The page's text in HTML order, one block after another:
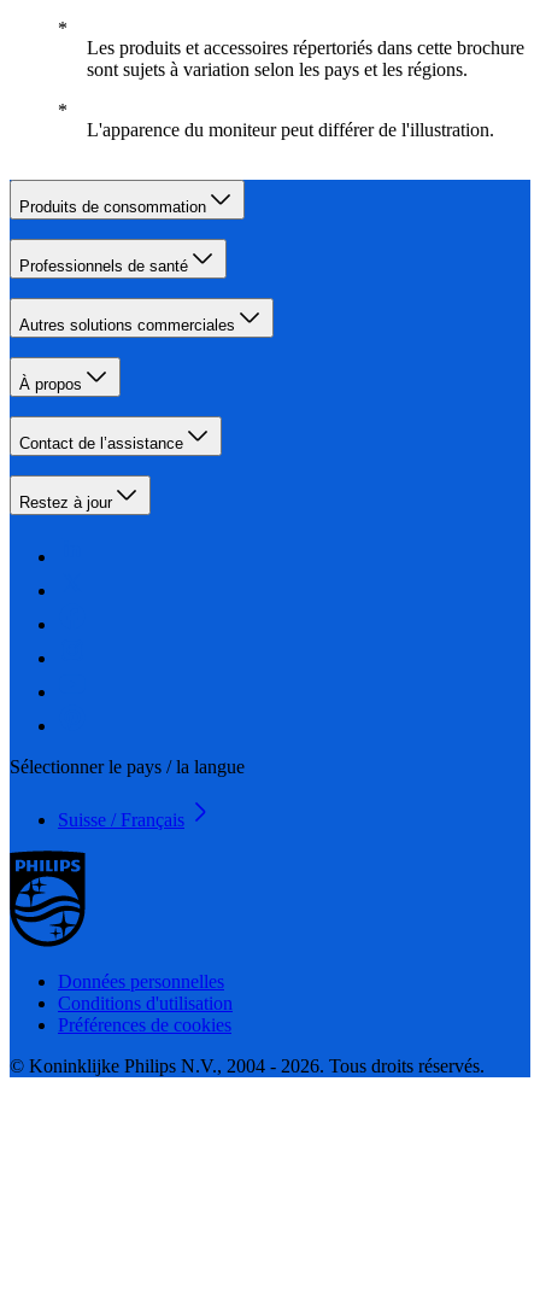
Les produits et accessoires répertoriés dans cette brochure
sont sujets à variation selon les pays et les régions.
L'apparence du moniteur peut différer de l'illustration.
Produits de consommation
Professionnels de santé
Autres solutions commerciales
À propos
Contact de l’assistance
Restez à jour
Sélectionner le pays / la langue
Suisse / Français
Données personnelles
Conditions d'utilisation
Préférences de cookies
© Koninklijke Philips N.V., 2004 - 2026. Tous droits réservés.